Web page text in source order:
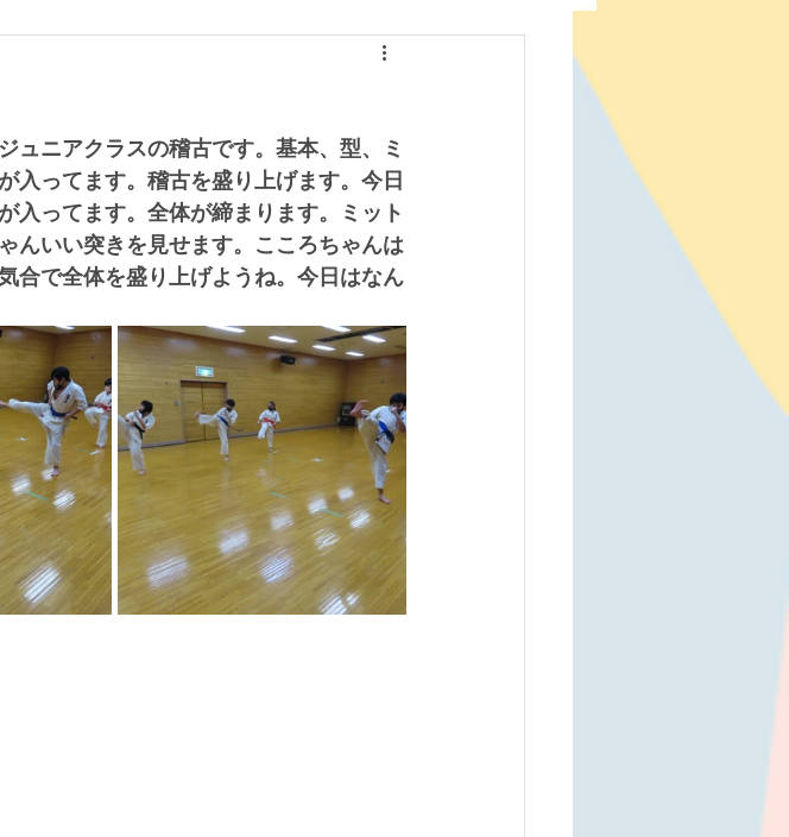
ュニアクラスの稽古です。基本、型、ミ
入ってます。稽古を盛り上げます。今日
入ってます。全体が締まります。ミット
んいい突きを見せます。こころちゃんは
合で全体を盛り上げようね。今日はなん